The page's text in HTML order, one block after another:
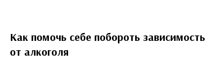
Как помочь себе побороть зависимость
от алкоголя